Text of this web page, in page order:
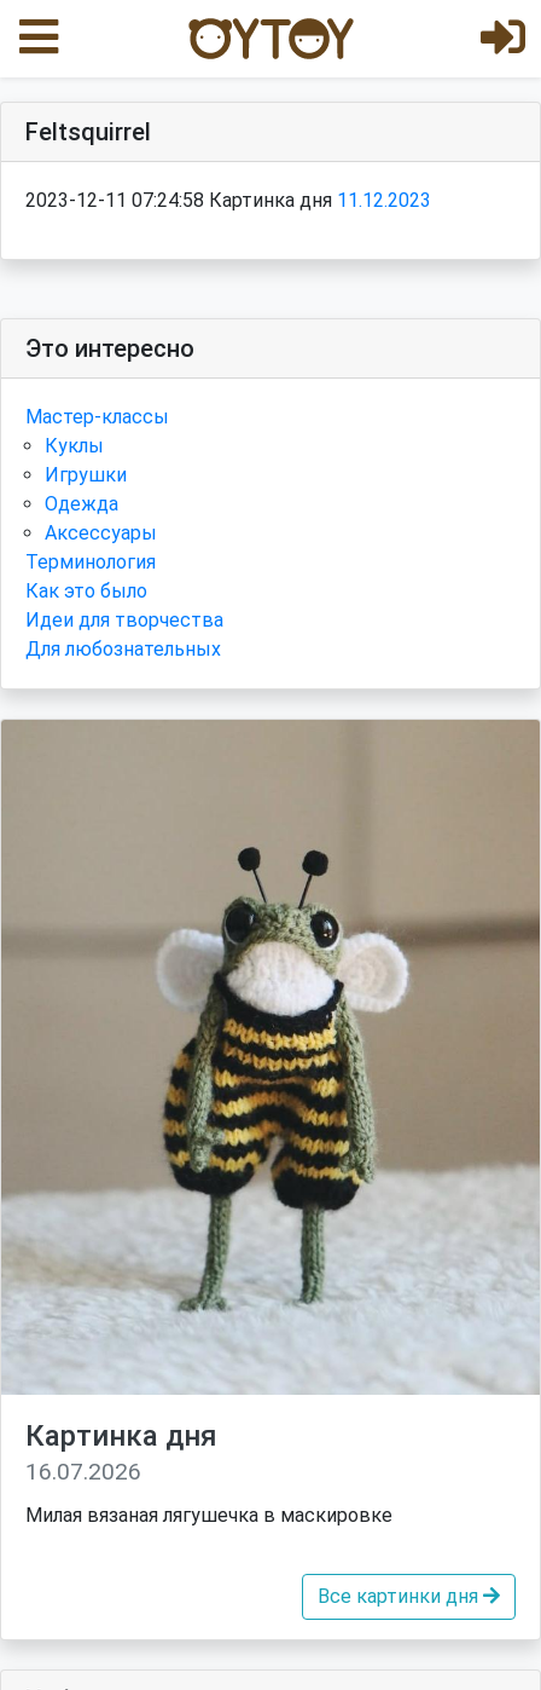
Feltsquirrel
2023-12-11 07:24:58 Картинка дня 11.12.2023
Это интересно
Мастер-классы
Куклы
Игрушки
Одежда
Аксессуары
Терминология
Как это было
Идеи для творчества
Для любознательных
Картинка дня
16.07.2026
Милая вязаная лягушечка в маскировке
Все картинки дня